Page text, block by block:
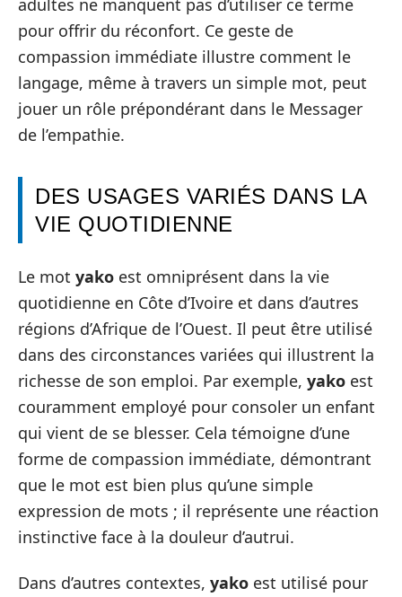
adultes ne manquent pas d’utiliser ce terme
pour offrir du réconfort. Ce geste de
compassion immédiate illustre comment le
langage, même à travers un simple mot, peut
jouer un rôle prépondérant dans le Messager
de l’empathie.
DES USAGES VARIÉS DANS LA
VIE QUOTIDIENNE
Le mot yako est omniprésent dans la vie
quotidienne en Côte d’Ivoire et dans d’autres
régions d’Afrique de l’Ouest. Il peut être utilisé
dans des circonstances variées qui illustrent la
richesse de son emploi. Par exemple, yako est
couramment employé pour consoler un enfant
qui vient de se blesser. Cela témoigne d’une
forme de compassion immédiate, démontrant
que le mot est bien plus qu’une simple
expression de mots ; il représente une réaction
instinctive face à la douleur d’autrui.
Dans d’autres contextes, yako est utilisé pour